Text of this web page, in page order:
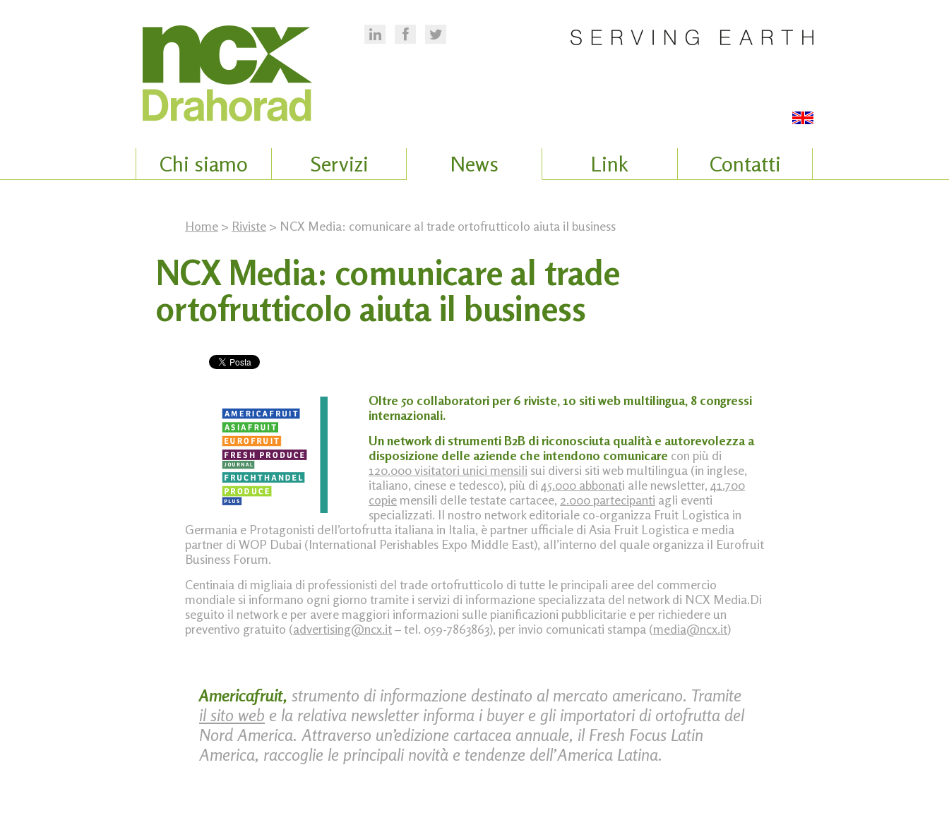
Chi siamo Servizi News Link Contatti
Home > Riviste > NCX Media: comunicare al trade ortofrutticolo aiuta il business
NCX Media: comunicare al trade
ortofrutticolo aiuta il business
Oltre 50 collaboratori per 6 riviste, 10 siti web multilingua, 8 congressi
internazionali.
Un network di strumenti B2B di riconosciuta qualità e autorevolezza a
disposizione delle aziende che intendono comunicare con più di
120.000 visitatori unici mensili sui diversi siti web multilingua (in inglese,
italiano, cinese e tedesco), più di 45.000 abbonati alle newsletter, 41.700
copiemensili delle testate cartacee, 2.000 partecipanti agli eventi
specializzati. Il nostro network editoriale co-organizza Fruit Logistica in
Germania e Protagonisti dell’ortofrutta italiana in Italia, è partner ufficiale di Asia Fruit Logistica e media
partner di WOP Dubai (International Perishables Expo Middle East), all’interno del quale organizza il Eurofruit
Business Forum.
Centinaia di migliaia di professionisti del trade ortofrutticolo di tutte le principali aree del commercio
mondiale si informano ogni giorno tramite i servizi di informazione specializzata del network di NCX Media.Di
seguito il network e per avere maggiori informazioni sulle pianificazioni pubblicitarie e per richiedere un
preventivo gratuito (advertising@ncx.it– tel. 059-7863863), per invio comunicati stampa (media@ncx.it)
Americafruit, strumento di informazione destinato al mercato americano. Tramite
il sito web e la relativa newsletter informa i buyer e gli importatori di ortofrutta del
Nord America. Attraverso un’edizione cartacea annuale, il Fresh Focus Latin
America, raccoglie le principali novità e tendenze dell’America Latina.